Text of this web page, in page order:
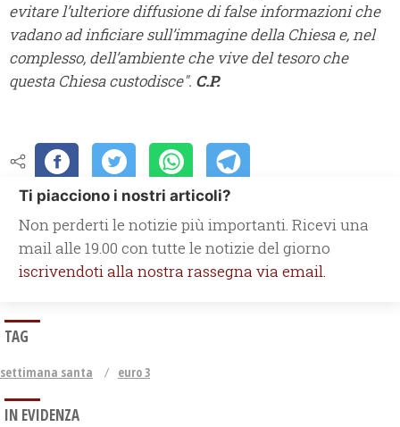
evitare l’ulteriore diffusione di false informazioni che
vadano ad inficiare sull’immagine della Chiesa e, nel
complesso, dell’ambiente che vive del tesoro che
questa Chiesa custodisce". C.P.
Ti piacciono i nostri articoli?
Non perderti le notizie più importanti. Ricevi una
mail alle 19.00 con tutte le notizie del giorno
iscrivendoti alla nostra rassegna via email.
TAG
settimana santa euro 3
IN EVIDENZA